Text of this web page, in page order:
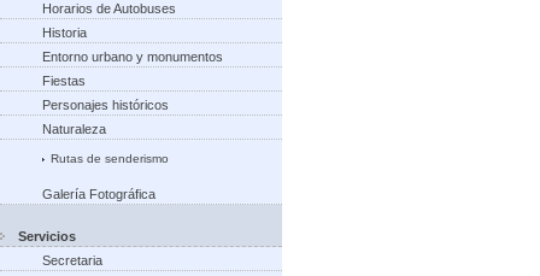
Horarios de Autobuses
Historia
Entorno urbano y monumentos
Fiestas
Personajes históricos
Naturaleza
Rutas de senderismo
Galería Fotográfica
Servicios
Secretaria